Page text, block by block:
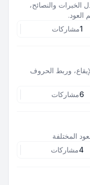
الخبرات والنصائح،
العود.
1مشاركات
وربط الحروف
6مشاركات
المختلفة
4مشاركات